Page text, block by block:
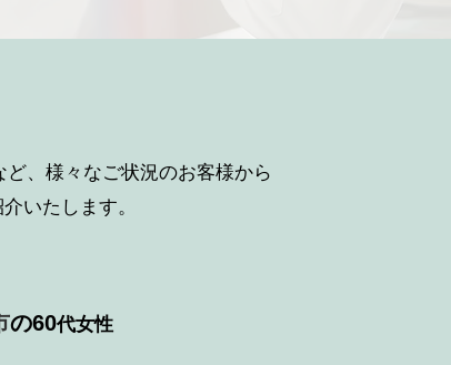
、様々なご状況のお客様から
いたします。
の60代女性